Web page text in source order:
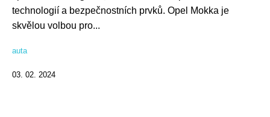
technologií a bezpečnostních prvků. Opel Mokka je
skvělou volbou pro...
auta
03. 02. 2024